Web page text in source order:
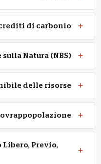
di carbonio
Natura (NBS)
delle risorse
Libero, Previo,